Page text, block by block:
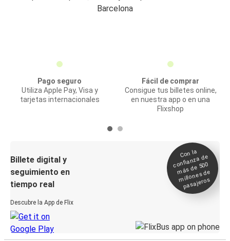
Barcelona
Pago seguro
Utiliza Apple Pay, Visa y
tarjetas internacionales
Fácil de comprar
Consigue tus billetes online,
en nuestra app o en una
Flixshop
Billete digital y
seguimiento en
tiempo real
Descubre la App de Flix
Con la
confianza de
más de 500
millones de
pasajeros